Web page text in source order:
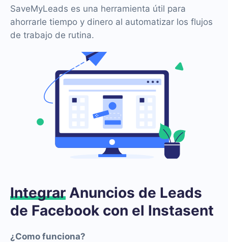
SaveMyLeads es una herramienta útil para
ahorrarle tiempo y dinero al automatizar los flujos
de trabajo de rutina.
Integrar Anuncios de Leads
de Facebook con el Instasent
¿Como funciona?